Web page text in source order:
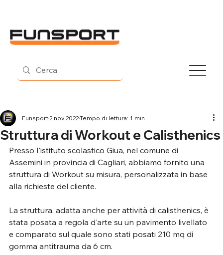
Struttura di Workout e Calisthenics
Funsport2 nov 2022Tempo di lettura: 1 min
Presso l'istituto scolastico Giua, nel comune di
Assemini in provincia di Cagliari, abbiamo fornito una
struttura di Workout su misura, personalizzata in base
alla richieste del cliente.
La struttura, adatta anche per attività di calisthenics, è
stata posata a regola d'arte su un pavimento livellato
e comparato sul quale sono stati posati 210 mq di
gomma antitrauma da 6 cm.